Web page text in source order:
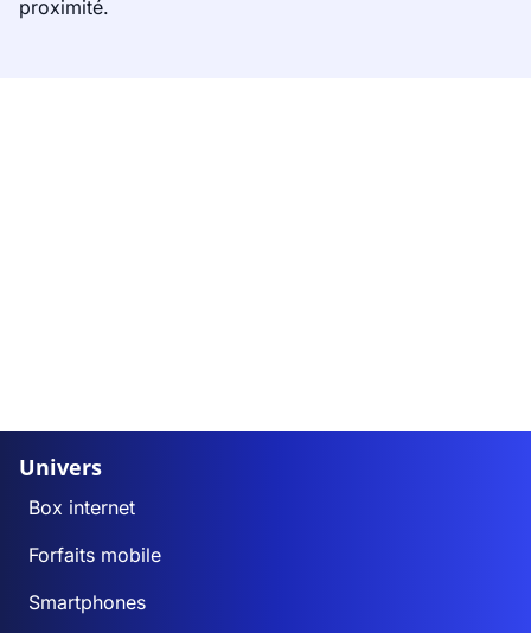
proximité.
Univers
Box internet
Forfaits mobile
Smartphones